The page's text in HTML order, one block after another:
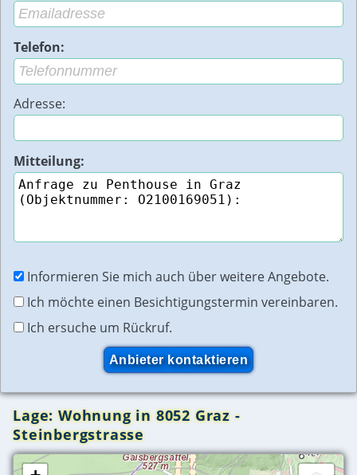
Telefon:
Adresse:
Mitteilung:
Informieren Sie mich auch über weitere Angebote.
Ich möchte einen Besichtigungstermin vereinbaren.
Ich ersuche um Rückruf.
Lage: Wohnung in 8052 Graz -
Steinbergstrasse